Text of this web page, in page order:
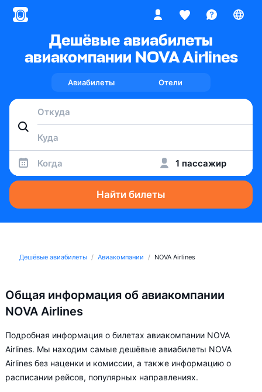
Дешёвые авиабилеты
авиакомпании NOVA Airlines
Авиабилеты Отели
Когда 1 пассажир
Найти билеты
Дешёвые авиабилеты Авиакомпании NOVA Airlines
Общая информация об авиакомпании
NOVA Airlines
Подробная информация о билетах авиакомпании NOVA
Airlines. Мы находим самые дешёвые авиабилеты NOVA
Airlines без наценки и комиссии, а также информацию о
расписании рейсов, популярных направлениях.